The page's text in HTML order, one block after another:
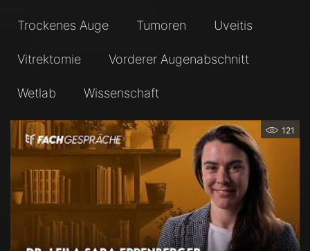
Trockenes Auge Tumoren Uveitis
Vitrektomie Vorderer Augenabschnitt
Wetlab Wissenschaft
121